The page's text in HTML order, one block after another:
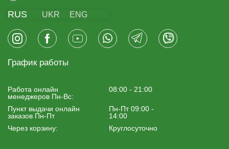
RUS UKR ENG
График работы
Работа онлайн
менеджеров Пн-Вс:
08:00 - 21:00
Пункт выдачи онлайн
заказов Пн-Пт
Пн-Пт 09:00 -
14:00
Через корзину:
Круглосуточно